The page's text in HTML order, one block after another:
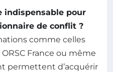
indispensable pour
de conflit ?
comme celles
France ou même
permettent d’acquérir